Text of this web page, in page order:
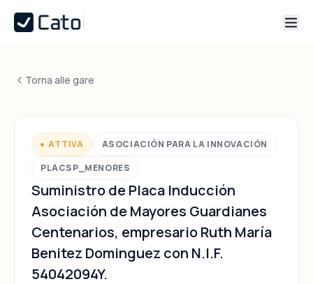
Torna alle gare
ATTIVA
ASOCIACIÓN PARA LA INNOVACIÓN
PLACSP_MENORES
Suministro de Placa Inducción
Asociación de Mayores Guardianes
Centenarios, empresario Ruth María
Benitez Dominguez con N.I.F.
54042094Y.